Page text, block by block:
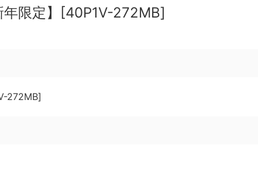
年限定】[40P1V-272MB]
272MB]